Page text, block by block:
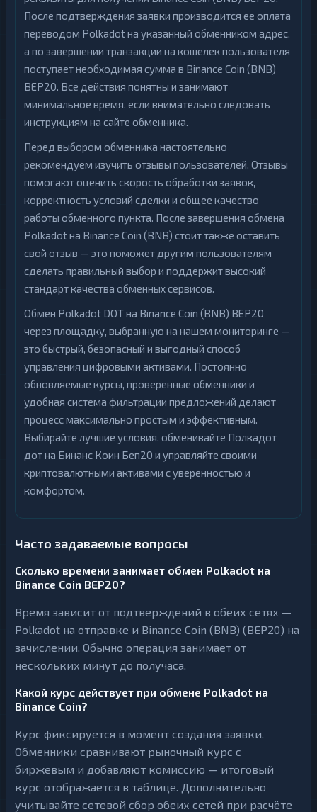
После подтверждения заявки производится ее оплата
переводом Polkadot на указанный обменником адрес,
а по завершении транзакции на кошелек пользователя
поступает необходимая сумма в Binance Coin (BNB)
BEP20. Все действия понятны и занимают
минимальное время, если внимательно следовать
инструкциям на сайте обменника.
Перед выбором обменника настоятельно
рекомендуем изучить отзывы пользователей. Отзывы
помогают оценить скорость обработки заявок,
корректность условий сделки и общее качество
работы обменного пункта. После завершения обмена
Polkadot на Binance Coin (BNB) стоит также оставить
свой отзыв — это поможет другим пользователям
сделать правильный выбор и поддержит высокий
стандарт качества обменных сервисов.
Обмен Polkadot DOT на Binance Coin (BNB) BEP20
через площадку, выбранную на нашем мониторинге —
это быстрый, безопасный и выгодный способ
управления цифровыми активами. Постоянно
обновляемые курсы, проверенные обменники и
удобная система фильтрации предложений делают
процесс максимально простым и эффективным.
Выбирайте лучшие условия, обменивайте Полкадот
дот на Бинанс Коин Беп20 и управляйте своими
криптовалютными активами с уверенностью и
комфортом.
Часто задаваемые вопросы
Сколько времени занимает обмен Polkadot на
Binance Coin BEP20?
Время зависит от подтверждений в обеих сетях —
Polkadot на отправке и Binance Coin (BNB) (BEP20) на
зачислении. Обычно операция занимает от
нескольких минут до получаса.
Какой курс действует при обмене Polkadot на
Binance Coin?
Курс фиксируется в момент создания заявки.
Обменники сравнивают рыночный курс с
биржевым и добавляют комиссию — итоговый
курс отображается в таблице. Дополнительно
учитывайте сетевой сбор обеих сетей при расчёте